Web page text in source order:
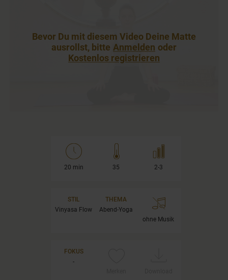
Bevor Du mit diesem Video Deine Matte
ausrollst, bitte Anmelden oder
Kostenlos registrieren
20 min 35 2-3
STIL
Vinyasa Flow
THEMA
Abend-Yoga
ohne Musik
FOKUS
-